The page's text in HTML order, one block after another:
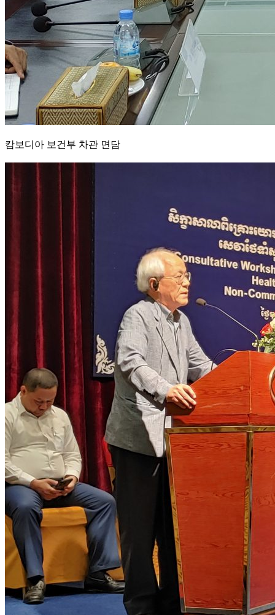
캄보디아 보건부 차관 면담